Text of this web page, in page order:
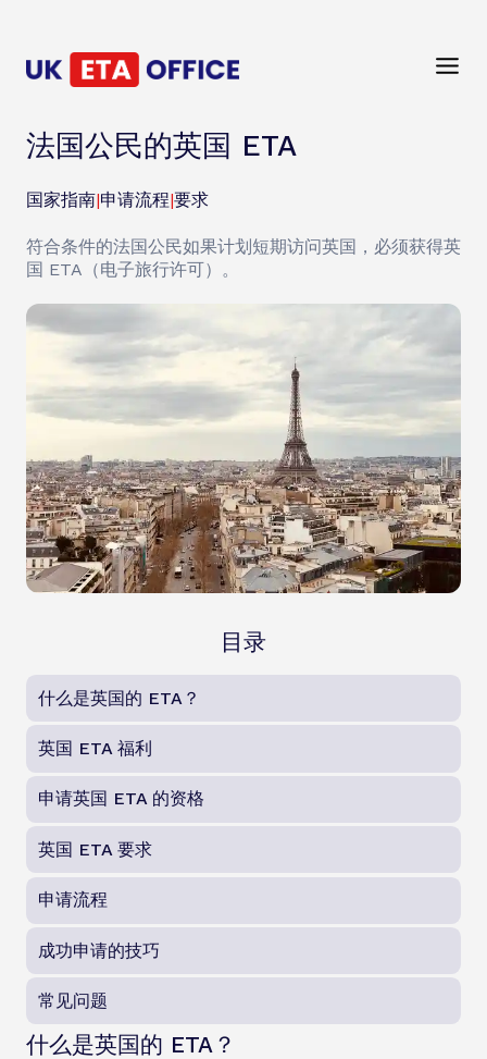
法国公民的英国 ETA
国家指南|申请流程|要求
符合条件的法国公民如果计划短期访问英国，必须获得英
国 ETA（电子旅行许可）。
目录
什么是英国的 ETA？
英国 ETA 福利
申请英国 ETA 的资格
英国 ETA 要求
申请流程
成功申请的技巧
常见问题
什么是英国的 ETA？